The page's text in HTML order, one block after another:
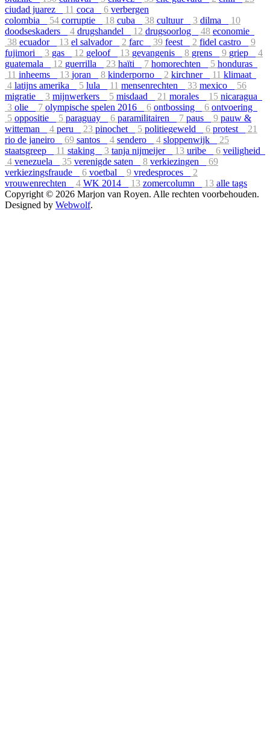
ciudad juarez
11 coca 6 verbergen
colombia
54 corruptie 18 cuba 38 cultuur 3 dilma
10
doodseskaders
4 drugshandel 12 drugsoorlog 48 economie
38 ecuador 13 el salvador 2 farc 39 feest 2 fidel castro
9
fujimori
3 gas 12 geloof 13 gevangenis 8 grens 9 griep
4
guatemala
12 guerrilla 23 haïti 7 homorechten 5 honduras
11 inheems 13 joran 8 kinderporno 2 kirchner 11 klimaat
4 latijns amerika 5 lula 11 mensenrechten 33 mexico
56
migratie
3 mijnwerkers 5 misdaad 21 morales 15 nicaragua
3 olie 7 olympische spelen 2016 6 ontbossing 6 ontvoering
5 oppositie 5 paraguay 6 paramilitairen 7 paus 9 pauw &
witteman
4 peru 23 pinochet 5 politiegeweld 6 protest
21
rio de janeiro
69 santos 4 sendero 4 sloppenwijk
25
staatsgreep
11 staking 3 tanja nijmeijer 13 uribe 6 veiligheid
4 venezuela 35 verenigde saten 8 verkiezingen
69
verkiezingsfraude
6 voetbal 9 vredesproces
2
vrouwenrechten
4 WK 2014 13 zomercolumn 13 alle tags
Copyright © 2026 Marjon van Royen. Alle rechten voorbehouden.
Designed by Webwolf.